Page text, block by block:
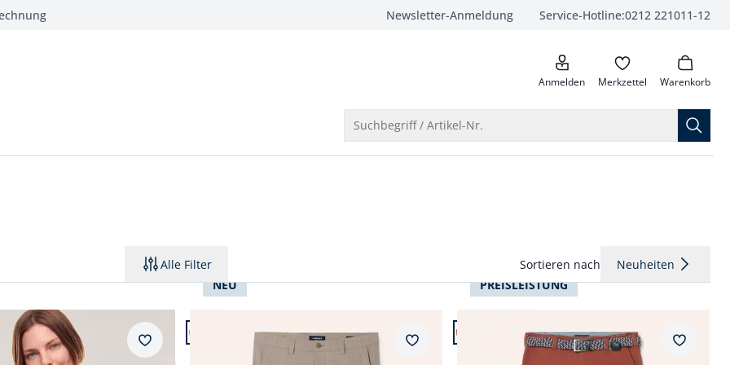
Newsletter-Anmeldung Service-Hotline:0212 221011-12
anrufen
Anmelden Merkzettel Warenkorb
Suchbegriff / Artikel-Nr.
Alle Filter Sortieren nach Neuheiten
Everyday 2.0 Merkzettel
Artikel 3 von 24.
Passform Modern Fit.
NEU
Modern Fit Merkzettel
Artikel 4 von 24.
Passform Regular Fit.
PREISLEISTUNG
+9
Regular Fit